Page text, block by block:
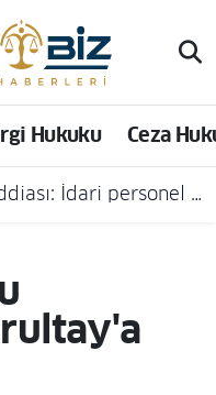
Hukuku Ceza
personel açığa alındı
ve Fikstür